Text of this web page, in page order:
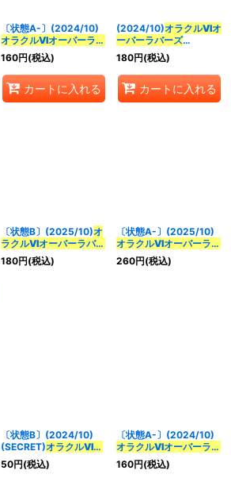
〔状態A-〕(2024/10)
オラクルVIオーバーラバ
ーズ【CP】{BS67-
CP08}《多》
160円(税込)
カートに入れる
(2024/10)オラクルVIオ
ーバーラバーズ
(WINNER)【CP】
{BS67-CP08}《多》
180円(税込)
カートに入れる
〔状態B〕(2025/10)オ
ラクルVIオーバーラバー
ズ(ペンタンイラス
ト/PB39収録)【CP】
180円(税込)
〔状態A-〕(2025/10)
オラクルVIオーバーラバ
ーズ(百瀬華実イラスト)
【CP】{BS67-CP08}
260円(税込)
〔状態B〕(2024/10)
(SECRET)オラクルVIオ
ーバーラバーズ
SEC】{BS67-CP08}
50円(税込)
〔状態A-〕(2024/10)
オラクルVIオーバーラバ
ーズ(WINNER)【CP】
{BS67-CP08}《多》
160円(税込)